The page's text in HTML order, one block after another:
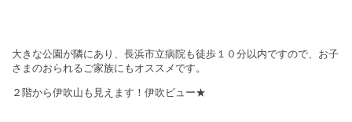
大きな公園が隣にあり、長浜市立病院も徒歩１０分以内ですので、お子
さまのおられるご家族にもオススメです。
２階から伊吹山も見えます！伊吹ビュー★